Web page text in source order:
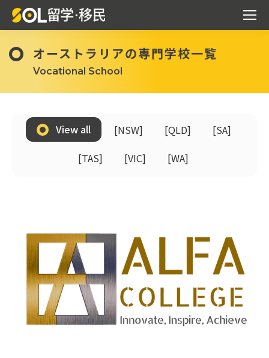
オーストラリアの専門学校一覧
Vocational School
View all [NSW] [QLD]
[SA]
[TAS]
[VIC] [WA]